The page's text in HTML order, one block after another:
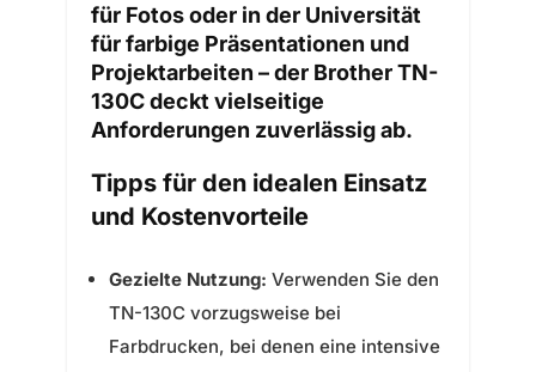
für Fotos oder in der Universität
für farbige Präsentationen und
Projektarbeiten – der Brother TN-
130C deckt vielseitige
Anforderungen zuverlässig ab.
Tipps für den idealen Einsatz
und Kostenvorteile
Gezielte Nutzung: Verwenden Sie den
TN-130C vorzugsweise bei
Farbdrucken, bei denen eine intensive